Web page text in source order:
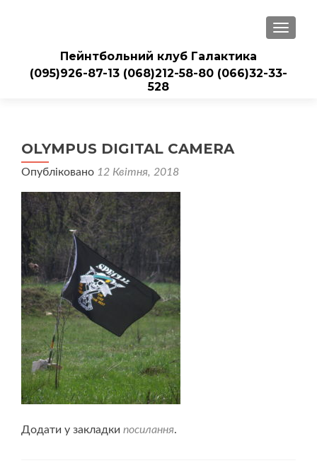
Пейнтбольний клуб Галактика
(095)926-87-13 (068)212-58-80 (066)32-33-
528
OLYMPUS DIGITAL CAMERA
Опубліковано 12 Квітня, 2018
Додати у закладки посилання.